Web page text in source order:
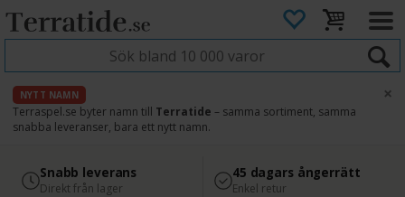
NYTT NAMN
Terraspel.se byter namn till Terratide – samma sortiment, samma
snabba leveranser, bara ett nytt namn.
×
4.8
Läs omdömen på Google
Säker betalning
med Svea
Snabb leverans
Direkt från lager
45 dagars ångerrätt
Enkel retur